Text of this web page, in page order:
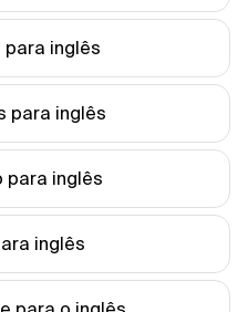
para inglês
para inglês
para inglês
inglês